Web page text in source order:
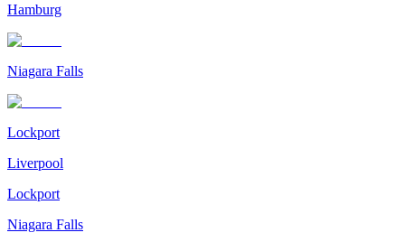
Hamburg
Niagara Falls
Lockport
Liverpool
Lockport
Niagara Falls